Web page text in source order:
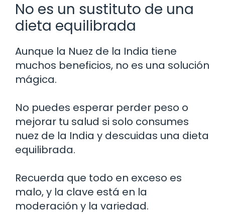
No es un sustituto de una
dieta equilibrada
Aunque la Nuez de la India tiene
muchos beneficios, no es una solución
mágica.
No puedes esperar perder peso o
mejorar tu salud si solo consumes
nuez de la India y descuidas una dieta
equilibrada.
Recuerda que todo en exceso es
malo, y la clave está en la
moderación y la variedad.